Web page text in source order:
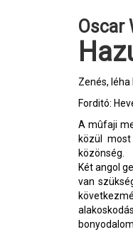
Zenés,
Forditó:
A mûfaji
közül
közönség.
Két angol
van